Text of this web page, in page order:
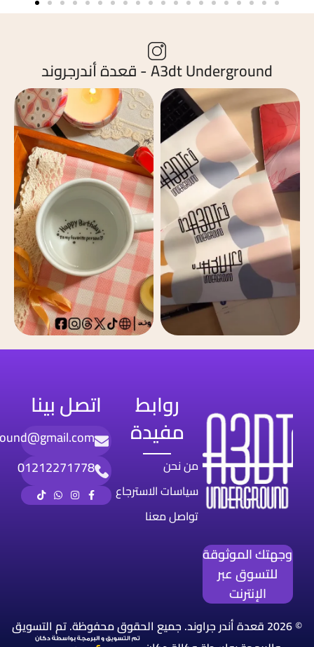
A3dt Underground - قعدة أندرجروند
وجهتك الموثوقة
للتسوق عبر
الإنترنت
روابط
مفيدة
من نحن
سياسات الاسترجاع
تواصل معنا
اتصل بينا
01212271778
© 2026 قعدة أندر جراوند. جميع الحقوق محفوظة. تم التسويق